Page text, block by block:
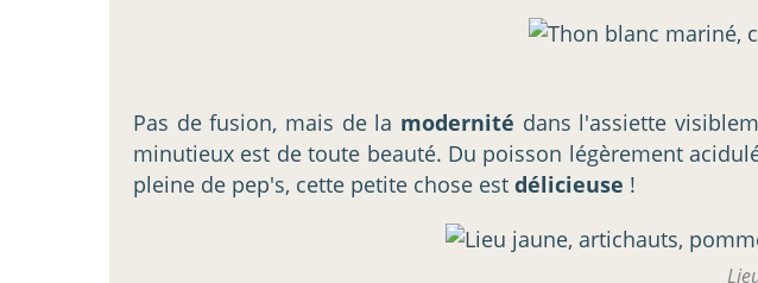
Pas de fusion, mais de la modernité dans l'assiette
minutieux est de toute beauté. Du poisson légèrement
pleine de pep's, cette petite chose est délicieuse !